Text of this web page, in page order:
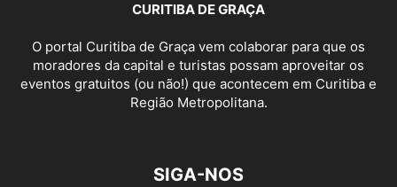
CURITIBA DE GRAÇA
O portal Curitiba de Graça vem colaborar para que os
moradores da capital e turistas possam aproveitar os
eventos gratuitos (ou não!) que acontecem em Curitiba e
Região Metropolitana.
SIGA-NOS